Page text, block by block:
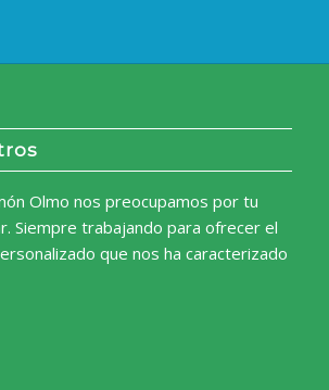
Olmo nos preocupamos por tu
Siempre trabajando para ofrecer el
que nos ha caracterizado